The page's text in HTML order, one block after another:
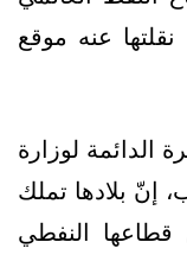
عنه موقع
الدائمة لوزارة
إنّ بلادها تملك
النفطي